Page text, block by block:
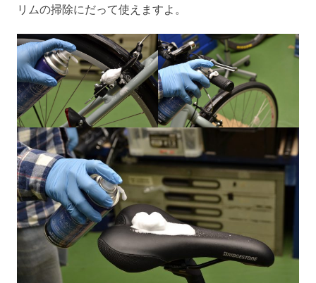
リムの掃除にだって使えますよ。